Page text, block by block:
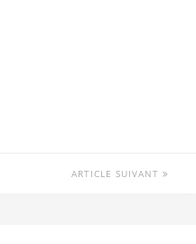
ARTICLE SUIVANT